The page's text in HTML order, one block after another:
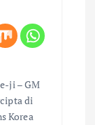
ji – GM
di
Korea